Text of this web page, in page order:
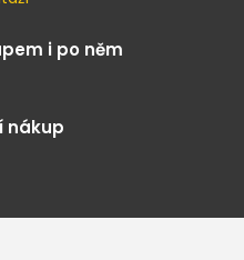
i po něm
nákup